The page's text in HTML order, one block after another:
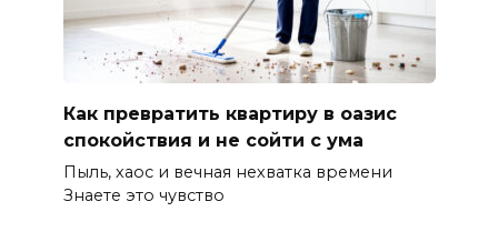
Как превратить квартиру в оазис
спокойствия и не сойти с ума
Пыль, хаос и вечная нехватка времени
Знаете это чувство